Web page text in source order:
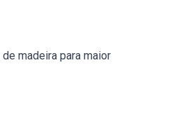
madeira para maior